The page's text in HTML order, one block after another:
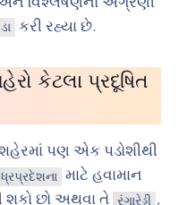
કરી રહ્યા છે.
કેટલા પ્રદૂષિત
પણ એક પડોશીથી
માટે હવામાન
શકો છો અથવા તે રંગારેડ્ડી ,